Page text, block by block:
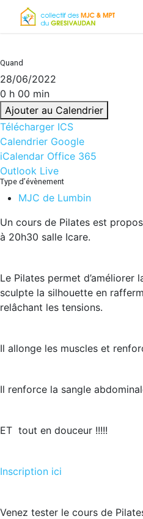
Quand
28/06/2022
0 h 00 min
Ajouter au Calendrier
Télécharger ICS
Calendrier Google
iCalendar Office 365
Outlook Live
Type d’évènement
MJC de Lumbin
Un cours de Pilates est
à 20h30 salle Icare.
Le Pilates permet d’améliorer
sculpte la silhouette en
relâchant les tensions.
Il allonge les muscles et
Il renforce la sangle
ET tout en douceur !!!!!
Inscription ici
Venez tester le cours de